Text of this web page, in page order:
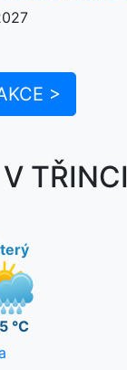
>
TŘINCI
°C